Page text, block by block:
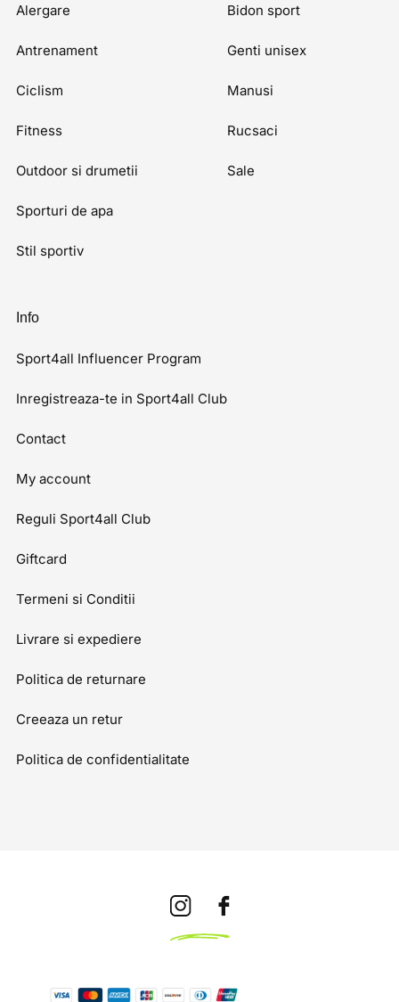
Alergare
Antrenament
Ciclism
Fitness
Outdoor si drumetii
Sporturi de apa
Stil sportiv
Bidon sport
Genti unisex
Manusi
Rucsaci
Sale
Info
Sport4all Influencer Program
Inregistreaza-te in Sport4all Club
Contact
My account
Reguli Sport4all Club
Giftcard
Termeni si Conditii
Livrare si expediere
Politica de returnare
Creeaza un retur
Politica de confidentialitate